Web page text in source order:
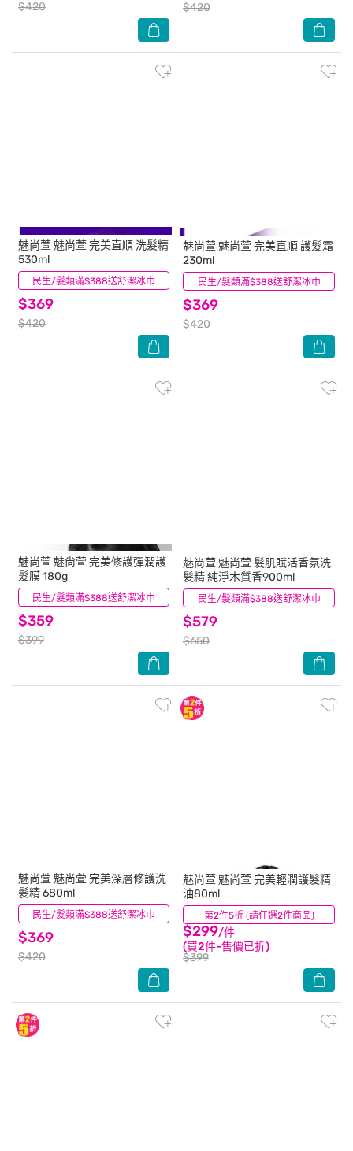
$420 $420
民生/髮類滿$388送舒潔冰巾
魅尚萱 魅尚萱 完美直順 洗髮精
530ml
$369
$420
(3) 民生/髮類滿$388送舒潔冰巾
魅尚萱 魅尚萱 完美直順 護髮霜
230ml
$369
$420
(1)
民生/髮類滿$388送舒潔冰巾
魅尚萱 魅尙萱 完美修護彈潤護
髮膜 180g
$359
$399
(0) 民生/髮類滿$388送舒潔冰巾
魅尚萱 魅尚萱 髮肌賦活香氛洗
髮精 純淨木質香900ml
$579
$650
(10)
民生/髮類滿$388送舒潔冰巾
魅尚萱 魅尚萱 完美深層修護洗
髮精 680ml
$369
$420
(14) 第2件5折 (請任選2件商品)
魅尚萱 魅尚萱 完美輕潤護髮精
油80ml
$299/件
(買2件-售價已折)
$399
(6)